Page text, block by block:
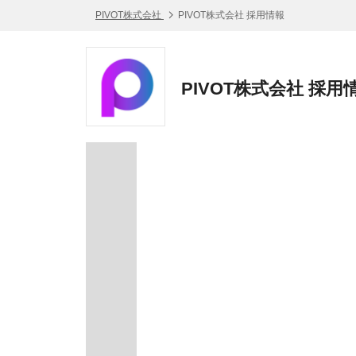
PIVOT株式会社 PIVOT株式会社 採用情報
PIVOT株式会社 採用